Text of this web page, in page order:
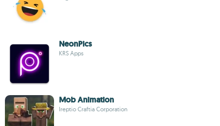
NeonPics
KRS Apps
Mob Animation
Ireptio Craftia Corporation